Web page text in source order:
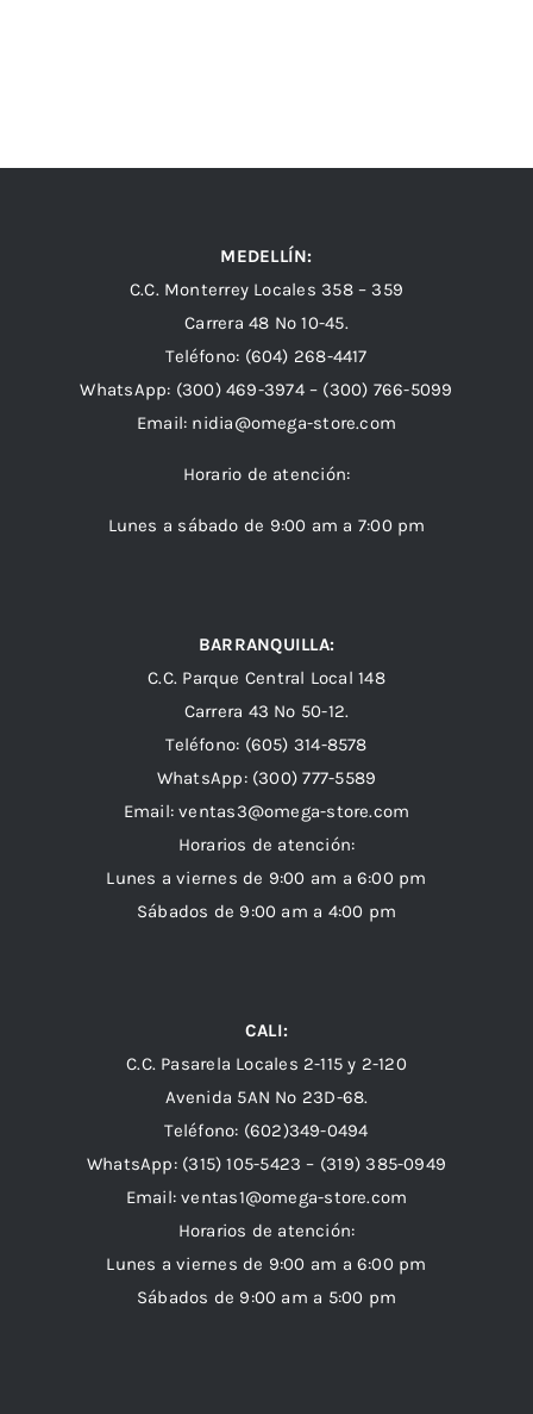
MEDELLÍN:
C.C. Monterrey Locales 358 – 359
Carrera 48 Nº 10-45.
Teléfono: (604) 268-4417
WhatsApp: (300) 469-3974 – (300) 766-5099
Email: nidia@omega-store.com
Horario de atención:
Lunes a sábado de 9:00 am a 7:00 pm
BARRANQUILLA:
C.C. Parque Central Local 148
Carrera 43 Nº 50-12.
Teléfono: (605) 314-8578
WhatsApp: (300) 777-5589
Email: ventas3@omega-store.com
Horarios de atención:
Lunes a viernes de 9:00 am a 6:00 pm
Sábados de 9:00 am a 4:00 pm
CALI:
C.C. Pasarela Locales 2-115 y 2-120
Avenida 5AN Nº 23D-68.
Teléfono: (602)349-0494
WhatsApp: (315) 105-5423 – (319) 385-0949
Email:ventas1@omega-store.com
Horarios de atención:
Lunes a viernes de 9:00 am a 6:00 pm
Sábados de 9:00 am a 5:00 pm